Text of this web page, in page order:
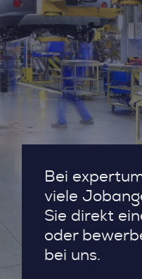
Bei
viele
Sie direkt
oder
bei uns.